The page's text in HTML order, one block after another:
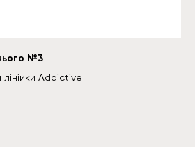
№3
лінійки Addictive